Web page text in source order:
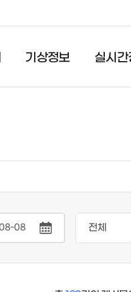
기상정보 실시
사회재난